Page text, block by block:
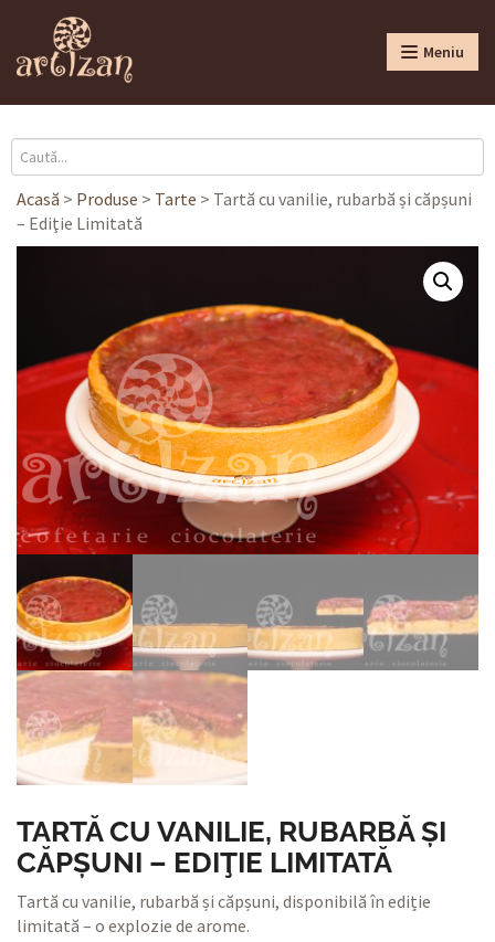
Meniu
Acasă > Produse > Tarte > Tartă cu vanilie, rubarbă și căpșuni
– Ediţie Limitată
TARTĂ CU VANILIE, RUBARBĂ ȘI
CĂPȘUNI – EDIŢIE LIMITATĂ
Tartă cu vanilie, rubarbă și căpșuni, disponibilă în ediție
limitată – o explozie de arome.